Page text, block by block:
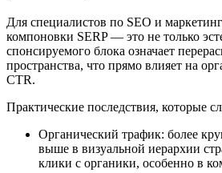
Для специалистов по SEO и
компоновки SERP — это не только
спонсируемого блока означает
пространства, что прямо влияет на
CTR.
Практические последствия, которые
Органический трафик: более
выше в визуальной иерархии
клики с органики, особенно в